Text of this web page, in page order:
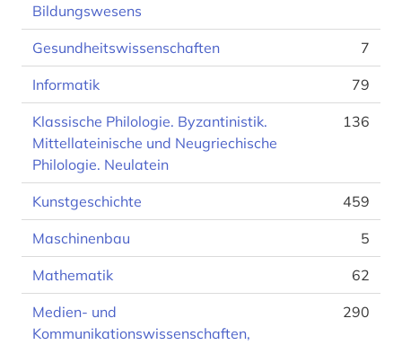
Bildungswesens
Gesundheitswissenschaften 7
Informatik 79
Klassische Philologie. Byzantinistik.
Mittellateinische und Neugriechische
Philologie. Neulatein
136
Kunstgeschichte 459
Maschinenbau 5
Mathematik 62
Medien- und
Kommunikationswissenschaften,
290